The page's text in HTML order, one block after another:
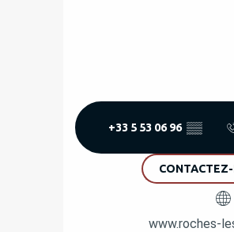
+33 5 53 06 96 ▒▒
www.roches-